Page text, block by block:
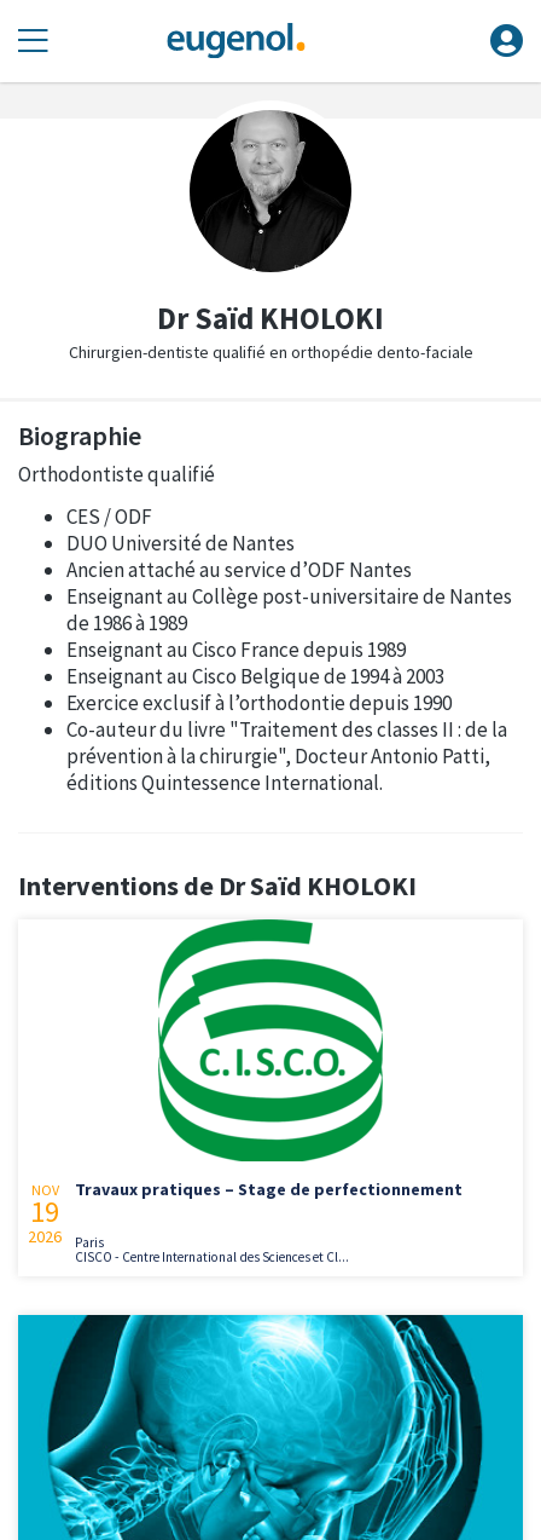
Dr Saïd KHOLOKI
Chirurgien-dentiste qualifié en orthopédie dento-faciale
Biographie
Orthodontiste qualifié
CES / ODF
DUO Université de Nantes
Ancien attaché au service d’ODF Nantes
Enseignant au Collège post-universitaire de Nantes
de 1986 à 1989
Enseignant au Cisco France depuis 1989
Enseignant au Cisco Belgique de 1994 à 2003
Exercice exclusif à l’orthodontie depuis 1990
Co-auteur du livre "Traitement des classes II : de la
prévention à la chirurgie", Docteur Antonio Patti,
éditions Quintessence International.
Interventions de Dr Saïd KHOLOKI
NOV
19
2026
Travaux pratiques – Stage de perfectionnement
Paris
CISCO - Centre International des Sciences et Cl...